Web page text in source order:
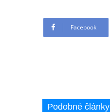
Facebook
Podobné články